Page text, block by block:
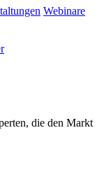
Webinare
die den Markt